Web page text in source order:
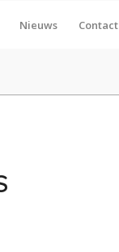
Nieuws Contact